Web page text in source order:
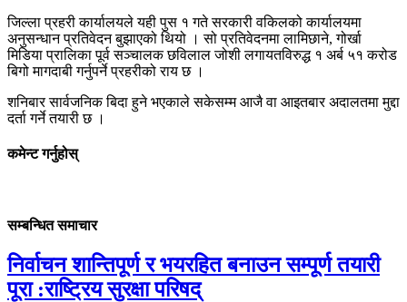
जिल्ला प्रहरी कार्यालयले यही पुस १ गते सरकारी वकिलको कार्यालयमा
अनुसन्धान प्रतिवेदन बुझाएको थियो । सो प्रतिवेदनमा लामिछाने, गोर्खा
मिडिया प्रालिका पूर्व सञ्चालक छविलाल जोशी लगायतविरुद्ध १ अर्ब ५१ करोड
बिगो मागदाबी गर्नुपर्ने प्रहरीको राय छ ।
शनिबार सार्वजनिक बिदा हुने भएकाले सकेसम्म आजै वा आइतबार अदालतमा मुद्दा
दर्ता गर्ने तयारी छ ।
कमेन्ट गर्नुहोस्
सम्बन्धित समाचार
निर्वाचन शान्तिपूर्ण र भयरहित बनाउन सम्पूर्ण तयारी
पूरा :राष्ट्रिय सुरक्षा परिषद्